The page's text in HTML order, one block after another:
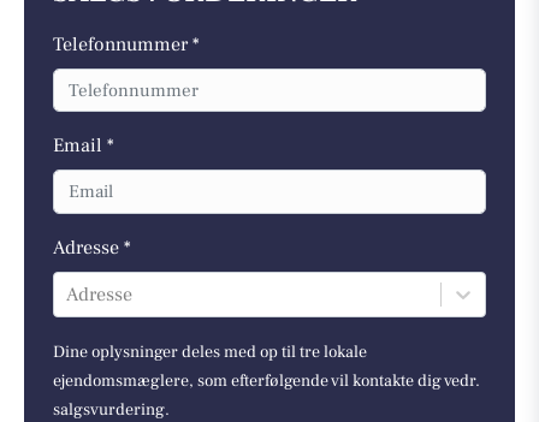
Telefonnummer *
Email *
Adresse *
Adresse
Dine oplysninger deles med op til tre lokale
ejendomsmæglere, som efterfølgende vil kontakte dig vedr.
salgsvurdering.